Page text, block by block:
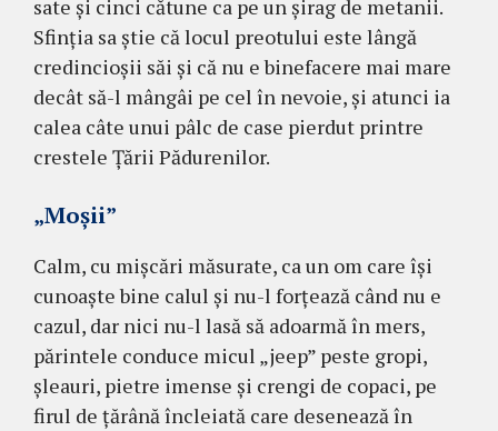
sate şi cinci cătune ca pe un şirag de metanii.
Sfinţia sa ştie că locul preotului este lângă
credincioşii săi şi că nu e binefacere mai mare
decât să-l mângâi pe cel în nevoie, şi atunci ia
calea câte unui pâlc de case pierdut printre
crestele Ţării Pădurenilor.
„Moşii”
Calm, cu mişcări măsurate, ca un om care îşi
cunoaşte bine calul şi nu-l forţează când nu e
cazul, dar nici nu-l lasă să adoarmă în mers,
părintele conduce micul „jeep” peste gropi,
şleauri, pietre imense şi crengi de copaci, pe
firul de ţărână încleiată care desenează în